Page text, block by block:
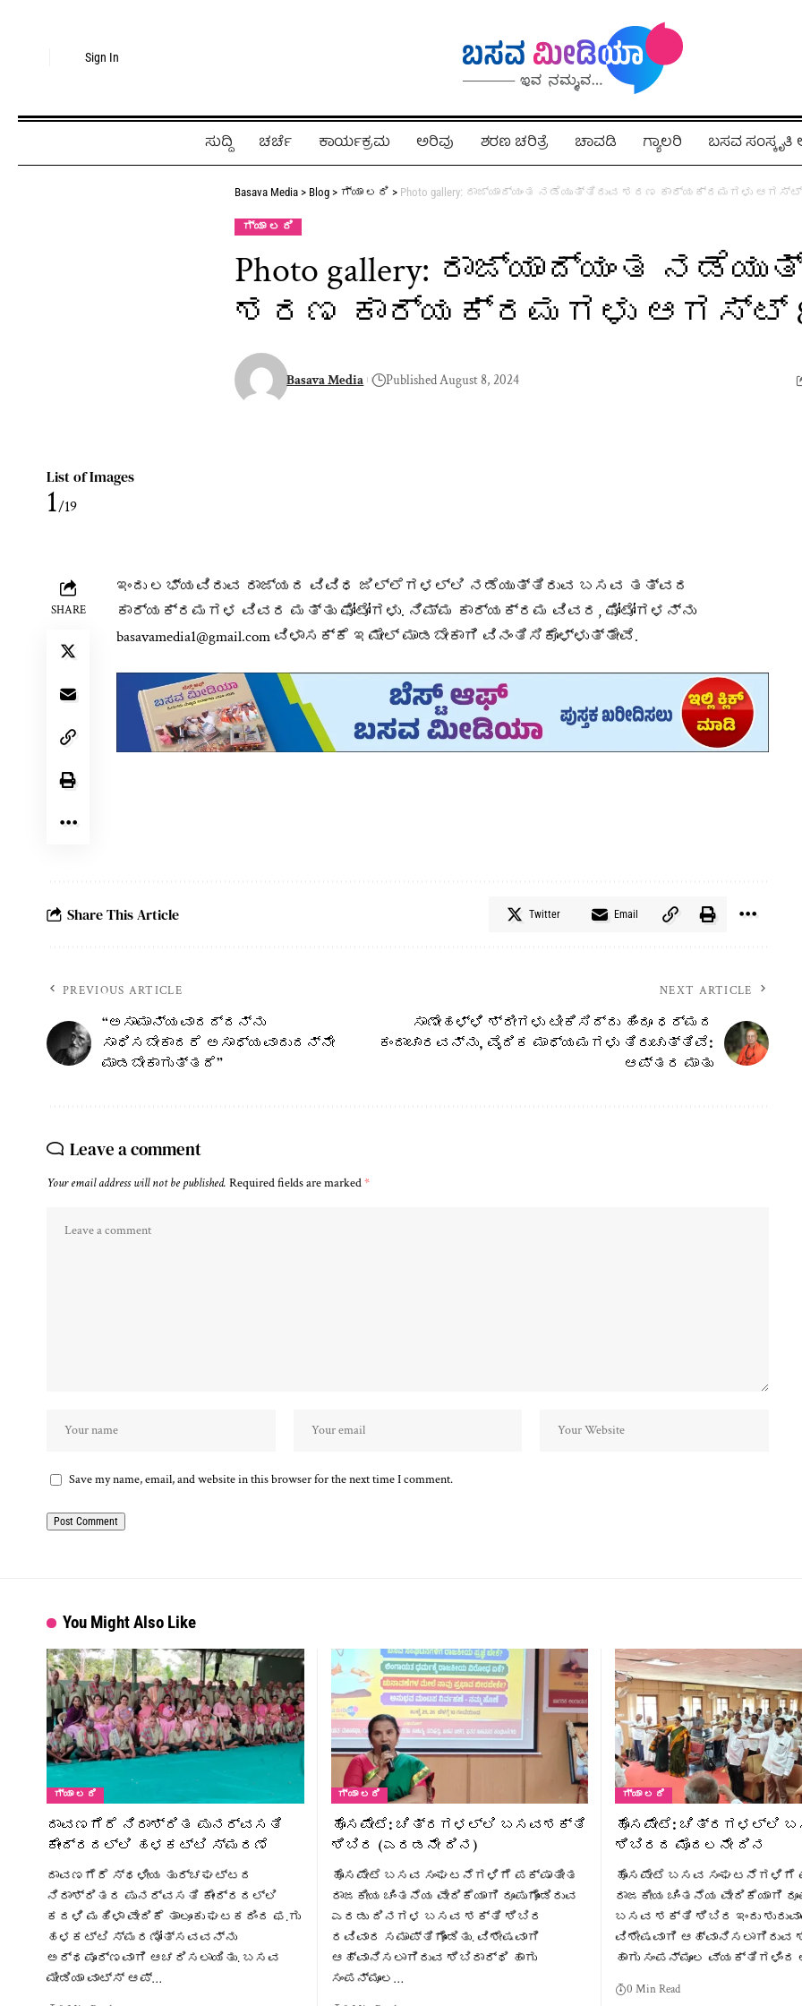
Sign In
ಸುದ್ದಿ ಚರ್ಚೆ ಕಾರ್ಯಕ್ರಮ ಅರಿವು ಶರಣ ಚರಿತ್ರೆ ಚಾವಡಿ ಗ್ಯಾಲರಿ ಬಸವ
Basava Media > Blog > ಗ್ಯಾ ಲರಿ > Photo gallery: ರಾಜ್ಯಾದ್ಯಂತ ನಡೆಯುತ್ತಿರುವ ಶರಣ ಕಾರ್ಯಕ್ರಮಗಳು ಆಗಸ್ಟ್
ಗ್ಯಾ ಲರಿ
Photo gallery: ರಾಜ್ಯಾದ್ಯಂತ
ಶರಣ ಕಾರ್ಯಕ್ರಮಗಳು ಆಗಸ್ಟ್
Basava Media Published August 8, 2024
ತೆಲಂಗಾಣ ರಾಜ್ಯ ಜಹಿರಾಬಾದಿನಲ್ಲಿ ನಡೆಯುತ್ತಿರುವ ಶರಣರ ಮೇಲಿನ ಪ್ರವಚನ ಕಾರ್ಯಕ್ರಮ. ಮೈಸೂರು ಜಿಲ್ಲೆಯ ಗುರುಮಲ್ಲೇಶ್ವರ ದಾಸೋಹ
ಮಾತಾ ಕಾರ್ಯಕ್ರಮ ನಡೆಸಿಕೊಡುತ್ತಿದ್ದಾರೆ.
List of Images
1/19
SHARE
ಇಂದು ಲಭ್ಯವಿರುವ ರಾಜ್ಯದ ವಿವಿಧ ಜಿಲ್ಲೆಗಳಲ್ಲಿ ನಡೆಯುತ್ತಿರುವ ಬಸವ ತತ್ವದ
ಕಾರ್ಯಕ್ರಮಗಳ ವಿವರ ಮತ್ತು ಫೋಟೋಗಳು. ನಿಮ್ಮ ಕಾರ್ಯಕ್ರಮ ವಿವರ, ಫೋಟೋಗಳನ್ನು
basavamedia1@gmail.com ವಿಳಾಸಕ್ಕೆ ಇಮೇಲ್ ಮಾಡಬೇಕಾಗಿ ವಿನಂತಿಸಿಕೊಳ್ಳುತ್ತೇವೆ.
Share This Article Twitter Email
PREVIOUS ARTICLE
“ಅಸಾಮಾನ್ಯವಾದದ್ದನ್ನು
ಸಾಧಿಸಬೇಕಾದರೆ ಅಸಾಧ್ಯವಾದುದನ್ನೇ
ಮಾಡಬೇಕಾಗುತ್ತದೆ”
NEXT ARTICLE
ಸಾಣೇಹಳ್ಳಿ ಶ್ರೀಗಳು ಟೀಕಿಸಿದ್ದು ಹಿಂದೂ ಧರ್ಮದ
ಕಂದಾಚಾರವನ್ನು, ವೈದಿಕ ಮಾಧ್ಯಮಗಳು ತಿರುಚುತ್ತಿವೆ:
ಆಪ್ತರ ಮಾತು
Leave a comment
Your email address will not be published. Required fields are marked*
Save my name, email, and website in this browser for the next time I comment.
You Might Also Like
ಗ್ಯಾ ಲರಿ
ದಾವಣಗೆರೆ ನಿರಾಶ್ರಿತ ಪುನರ್ವಸತಿ
ಕೇಂದ್ರದಲ್ಲಿ ಹಳಕಟ್ಟಿ ಸ್ಮರಣೆ
ದಾವಣಗೆರೆ ಸ್ಥಳೀಯ ತುರ್ಚಘಟ್ಟದ
ನಿರಾಶ್ರಿತರ ಪುನರ್ವಸತಿ ಕೇಂದ್ರದಲ್ಲಿ
ಕದಳಿ ಮಹಿಳಾ ವೇದಿಕೆ ತಾಲೂಕು ಘಟಕದಿಂದ ಫ.ಗು
ಹಳಕಟ್ಟಿ ಸ್ಮರಣೋತ್ಸವವನ್ನು
ಅರ್ಥಪೂರ್ಣವಾಗಿ ಆಚರಿಸಲಾಯಿತು. ಬಸವ
ಮೀಡಿಯಾ ವಾಟ್ಸ್ ಆಪ್…
ಗ್ಯಾ ಲರಿ
ಹೊಸಪೇಟೆ: ಚಿತ್ರಗಳಲ್ಲಿ ಬಸವಶಕ್ತಿ
ಶಿಬಿರ (ಎರಡನೇ ದಿನ)
ಹೊಸಪೇಟೆ ಬಸವ ಸಂಘಟನೆಗಳಿಗೆ ಪಕ್ಷಾತೀತ
ರಾಜಕೀಯ ಚಿಂತನೆಯ ವೇದಿಕೆಯಾಗಿ ರೂಪುಗೊಂಡಿರುವ
ಎರಡು ದಿನಗಳ ಬಸವ ಶಕ್ತಿ ಶಿಬಿರ
ರವಿವಾರ ಸಮಾಪ್ತಿಗೊಂಡಿತು. ವಿಶೇಷವಾಗಿ
ಆಹ್ವಾನಿಸಲಾಗಿರುವ ಶಿಬಿರಾರ್ಥಿ ಹಾಗು
ಸಂಪನ್ಮೂಲ…
ಗ್ಯಾ ಲರಿ
ಹೊಸಪೇಟೆ: ಚಿತ್ರಗಳಲ್ಲಿ
ಶಿಬಿರದ ಮೊದಲನೇ ದಿನ
ಹೊಸಪೇಟೆ ಬಸವ ಸಂಘಟನೆಗಳಿಗೆ
ರಾಜಕೀಯ ಚಿಂತನೆಯ ವೇದಿಕೆಯಾಗಿ
ಬಸವ ಶಕ್ತಿ ಶಿಬಿರ ಇಂದು
ವಿಶೇಷವಾಗಿ ಆಹ್ವಾನಿಸಲಾಗಿರುವ
ಹಾಗು ಸಂಪನ್ಮೂಲ ವ್ಯಕ್ತಿಗಳಿಂದ
0 Min Read